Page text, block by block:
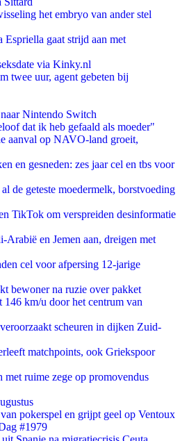
het embryo van ander stel
gaat strijd aan met
via Kinky.nl
twee uur, agent gebeten bij
Nintendo Switch
dat ik heb gefaald als moeder"
aanval op NAVO-land groeit,
en gesneden: zes jaar cel en tbs voor
de geteste moedermelk, borstvoeding
TikTok om verspreiden desinformatie
Arabië en Jemen aan, dreigen met
cel voor afpersing 12-jarige
bewoner na ruzie over pakket
146 km/u door het centrum van
scheuren in dijken Zuid-
matchpoints, ook Griekspoor
met ruime zege op promovendus
pokerspel en grijpt geel op Ventoux
#1979